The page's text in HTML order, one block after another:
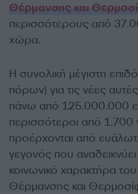
Θέρμανσης και
περισσότερους από
χώρα.
Η συνολική μέγιστη
πόρων) για τις νέες
πάνω από 125.000.000
περισσότεροι από 1.700
προέρχονται από
γεγονός που
κοινωνικό χαρακτήρα
Θέρμανσης και